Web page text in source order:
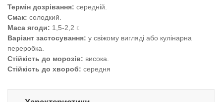
Термін дозрівання: середній.
Смак: солодкий.
Маса ягоди: 1,5-2,2 г.
Варіант застосування: у свіжому вигляді або кулінарна
переробка.
Стійкість до морозів: висока.
Стійкість до хвороб: середня